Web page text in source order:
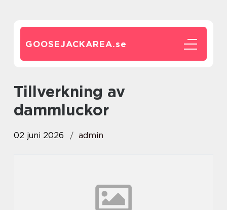
GOOSEJACKAREA.se
tillverkning av
dammluckor
02 juni 2026 admin